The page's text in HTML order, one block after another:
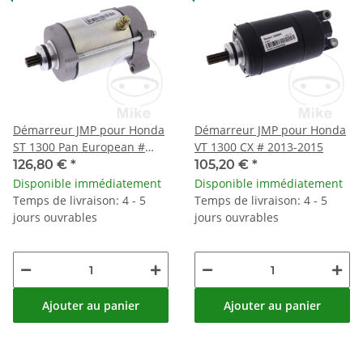
Démarreur JMP pour Honda
ST 1300 Pan European #
2002-2017
126,80 € *
Disponible immédiatement
Temps de livraison: 4 - 5
jours ouvrables
Ajouter au panier
Démarreur JMP pour Honda
VT 1300 CX # 2013-2015
105,20 € *
Disponible immédiatement
Temps de livraison: 4 - 5
jours ouvrables
Ajouter au panier